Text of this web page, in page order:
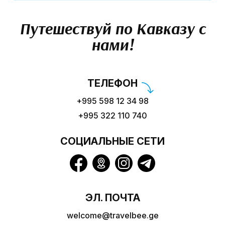
Путешествуй по Кавказу с
нами!
ТЕЛЕФОН
+995 598 12 34 98
+995 322 110 740
СОЦИАЛЬНЫЕ СЕТИ
ЭЛ. ПОЧТА
welcome@travelbee.ge